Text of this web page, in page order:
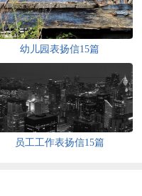
幼儿园表扬信15篇
员工工作表扬信15篇